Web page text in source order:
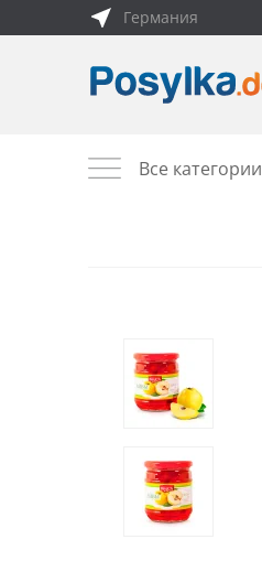
Германия
Все категории